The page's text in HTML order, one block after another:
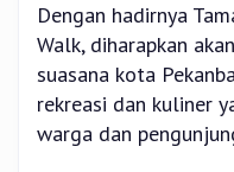
Dengan hadirnya
Walk, diharapkan
suasana kota
rekreasi dan kuliner
warga dan